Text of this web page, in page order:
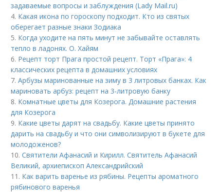
задаваемые вопросы и заблуждения (Lady Mail.ru)
4. Какая икона по гороскопу подходит. Кто из святых
оберегает разные знаки Зодиака
5. Когда уходите на пять минут не забывайте оставлять
тепло в ладонях. О. Хайям
6. Рецепт торт Прага простой рецепт. Торт «Прага»: 4
классических рецепта в домашних условиях
7.Арбузы маринованные на зиму в 3 литровых банках. Как
мариновать арбуз: рецепт на 3-литровую банку
8. Комнатные цветы для Козерога. Домашние растения
для Козерога
9. Какие цветы дарят на свадьбу. Какие цветы принято
дарить на свадьбу и что они символизируют в букете для
молодоженов?
10.Святители Афанасий и Кирилл. Святитель Афанасий
Великий, архиепископ Александрийский
11. Как варить варенье из рябины. Рецепты ароматного
рябинового варенья